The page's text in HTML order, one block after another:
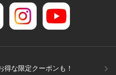
得な限定クーポンも！